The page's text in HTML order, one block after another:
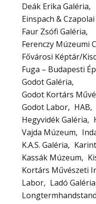
Deák Erika Galéria
Einspach &
Faur Zsófi Galéria
Ferenczy Múzeumi
Fővárosi Képtár/
Fuga – Budapesti
Godot Galéria
Godot Kortárs
Godot Labor
HAB
Hegyvidék Galéria
Vajda Múzeum
K.A.S. Galéria
Kassák Múzeum
Kortárs Művészeti
Labor
Ladó Galéria
Longtermhandstand